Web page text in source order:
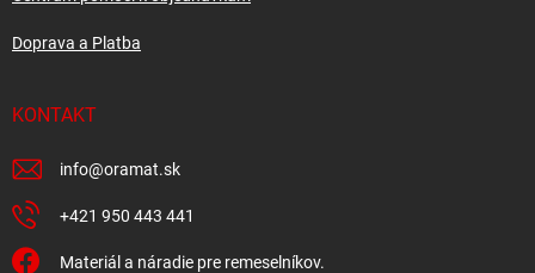
Doprava a Platba
KONTAKT
info@oramat.sk
+421 950 443 441
Materiál a náradie pre remeselníkov.